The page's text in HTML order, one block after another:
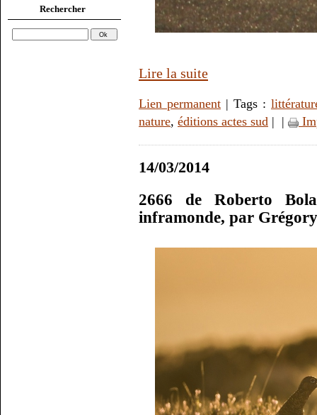
Rechercher
Lire la suite
Lien permanent | Tags :
nature, éditions actes sud | |
14/03/2014
2666 de Roberto
inframonde, par